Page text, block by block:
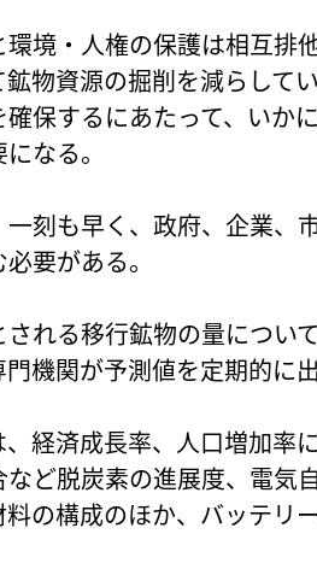
境・人権の保護は相互排
物資源の掘削を減らして
保するにあたって、いか
なる。
刻も早く、政府、企業、
要がある。
れる移行鉱物の量につい
機関が予測値を定期的に出
経済成長率、人口増加率
ど脱炭素の進展度、電気
の構成のほか、バッテリ